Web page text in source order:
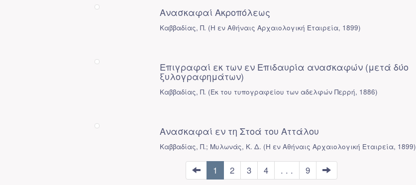
Ανασκαφαί Ακροπόλεως
Καββαδίας, Π. (Η εν Αθήναις Αρχαιολογική Εταιρεία, 1899)
Επιγραφαί εκ των εν Επιδαυρία ανασκαφών (μετά δύο
ξυλογραφημάτων)
Καββαδίας, Π. (Εκ του τυπογραφείου των αδελφών Περρή, 1886)
Ανασκαφαί εν τη Στοά του Αττάλου
Καββαδίας, Π.; Μυλωνάς, Κ. Δ. (Η εν Αθήναις Αρχαιολογική Εταιρεία, 1899)
1 2 3 4 . . . 9